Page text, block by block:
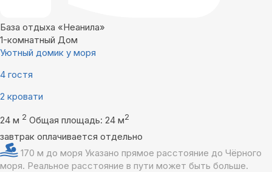
База отдыха «Неанила»
1-комнатный Дом
Уютный домик у моря
4 гостя
2 кровати
24 м 2 Общая площадь: 24 м2
завтрак оплачивается отдельно
170 м до моря Указано прямое расстояние до Чёрного
моря. Реальное расстояние в пути может быть больше.